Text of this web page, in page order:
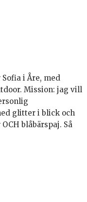
Sofia i Åre, med
Mission: jag vill
glitter i blick och
blåbärspaj. Så